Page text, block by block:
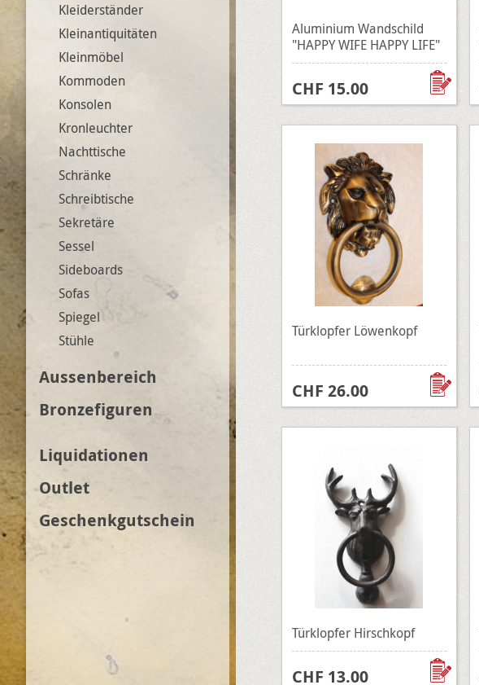
Aluminium Wandschild
"HAPPY WIFE HAPPY LIFE"
CHF 15.00
Türklopfer Löwenkopf
CHF 26.00
Türklopfer Hirschkopf
CHF 13.00
Aussenbereich
Bronzefiguren
Kleiderständer
Kleinantiquitäten
Kleinmöbel
Kommoden
Konsolen
Kronleuchter
Nachttische
Schränke
Schreibtische
Sekretäre
Sessel
Sideboards
Sofas
Spiegel
Stühle
Liquidationen
Outlet
Geschenkgutschein